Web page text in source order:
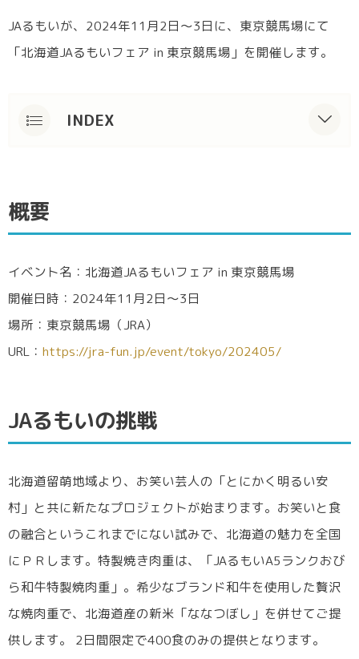
JAるもいが、2024年11月2日～3日に、東京競馬場にて
「北海道JAるもいフェア in 東京競馬場」を開催します。
INDEX
概要
イベント名：北海道JAるもいフェア in 東京競馬場
開催日時：2024年11月2日～3日
場所：東京競馬場（JRA）
URL： https://jra-fun.jp/event/tokyo/202405/
JAるもいの挑戦
北海道留萌地域より、お笑い芸人の「とにかく明るい安
村」と共に新たなプロジェクトが始まります。お笑いと食
の融合というこれまでにない試みで、北海道の魅力を全国
にＰＲします。特製焼き肉重は、「JAるもいA5ランクおび
ら和牛特製焼肉重」。希少なブランド和牛を使用した贅沢
な焼肉重で、北海道産の新米「ななつぼし」を併せてご提
供します。 2日間限定で400食のみの提供となります。